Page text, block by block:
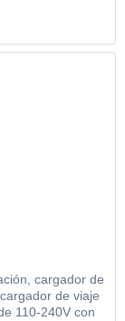
cargador de
de viaje
110-240V con